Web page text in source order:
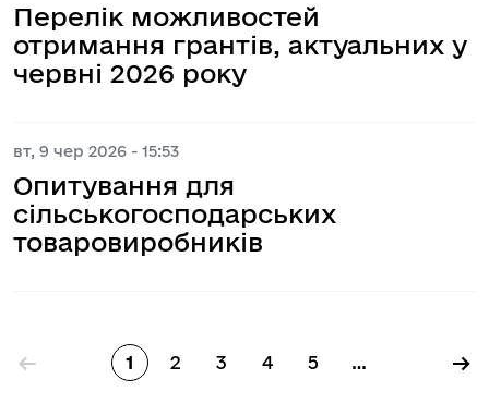
Перелік можливостей
отримання грантів, актуальних у
червні 2026 року
вт, 9 чер 2026 - 15:53
Опитування для
сільськогосподарських
товаровиробників
Розбивка на сторінки
← Сторінка
1
Сторінка
2
Сторінка
3
Сторінка
4
Сторінка
5 … →